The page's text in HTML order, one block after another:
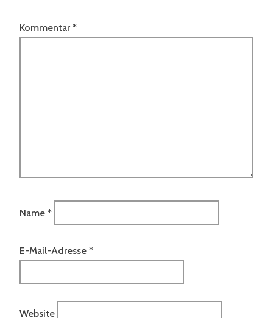
Kommentar *
Name *
E-Mail-Adresse *
Website